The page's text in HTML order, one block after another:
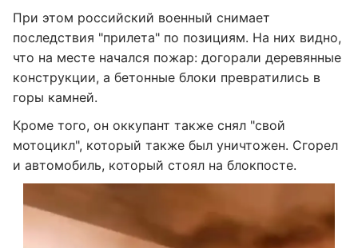
При этом российский военный снимает
последствия "прилета" по позициям. На них видно,
что на месте начался пожар: догорали деревянные
конструкции, а бетонные блоки превратились в
горы камней.
Кроме того, он оккупант также снял "свой
мотоцикл", который также был уничтожен. Сгорел
и автомобиль, который стоял на блокпосте.